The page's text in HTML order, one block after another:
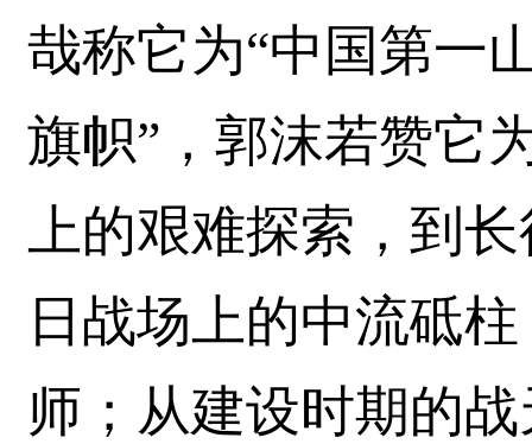
哉称它为“中国第一
旗帜”，郭沫若赞它
上的艰难探索，到
日战场上的中流砥
师；从建设时期的